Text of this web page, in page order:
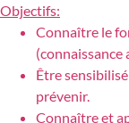
Objectifs:
Connaître le
(connaissance
Être
prévenir.
Connaître et